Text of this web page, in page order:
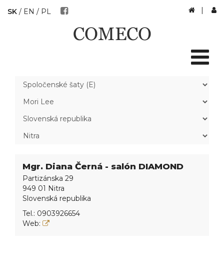
SK / EN / PL |
Mgr. Diana Černá - salón DIAMOND
Partizánska 29
949 01 Nitra
Slovenská republika
Tel.: 0903926654
Web: